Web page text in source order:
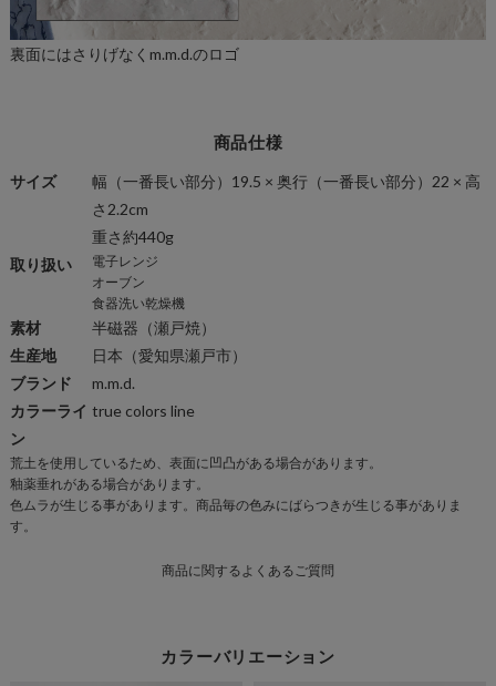
裏面にはさりげなくm.m.d.のロゴ
商品仕様
サイズ
幅（一番長い部分）19.5 × 奥行（一番長い部分）22 × 高
さ2.2cm
重さ約440g
取り扱い
電子レンジ
オーブン
食器洗い乾燥機
素材 半磁器 （瀬戸焼）
生産地
日本（愛知県瀬戸市）
ブランド
m.m.d.
カラーライ
ン
true colors line
商
品
仕
荒土を使用しているため、表面に凹凸がある場合があります。
釉薬垂れがある場合があります。
色ムラが生じる事があります。商品毎の色みにばらつきが生じる事がありま
す。
商品に関するよくあるご質問
カラーバリエーション